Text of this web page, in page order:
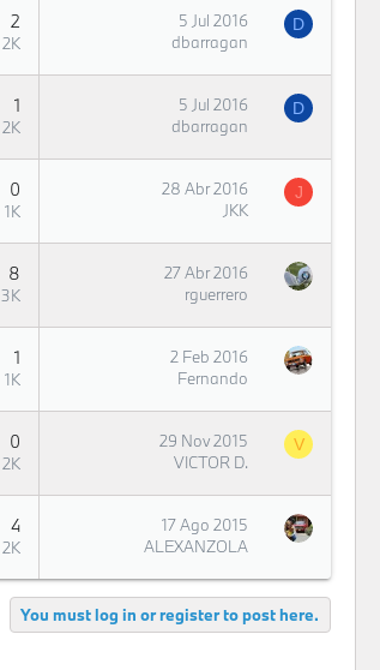
2
2K
5 Jul 2016
dbarragan
D
1
2K
5 Jul 2016
dbarragan
D
0
1K
28 Abr 2016
JKK
J
8
3K
27 Abr 2016
rguerrero
1
1K
2 Feb 2016
Fernando
0
2K
29 Nov 2015
VICTOR D.
V
4
2K
17 Ago 2015
ALEXANZOLA
You must log in or register to post here.